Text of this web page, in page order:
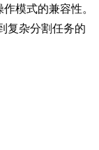
模式的兼容性。
复杂分割任务的